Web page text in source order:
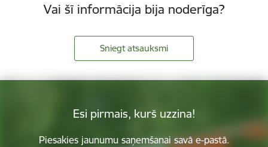
Vai šī informācija bija noderīga?
Sniegt atsauksmi
Esi pirmais, kurš uzzina!
Piesakies jaunumu saņemšanai savā e-pastā.